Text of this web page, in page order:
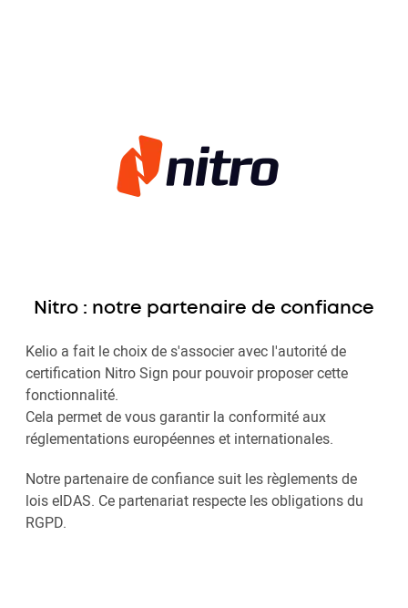
Nitro : notre partenaire de confiance
Kelio a fait le choix de s'associer avec l'autorité de
certification Nitro Sign pour pouvoir proposer cette
fonctionnalité.
Cela permet de vous garantir la conformité aux
réglementations européennes et internationales.
Notre partenaire de confiance suit les règlements de
lois eIDAS. Ce partenariat respecte les obligations du
RGPD.